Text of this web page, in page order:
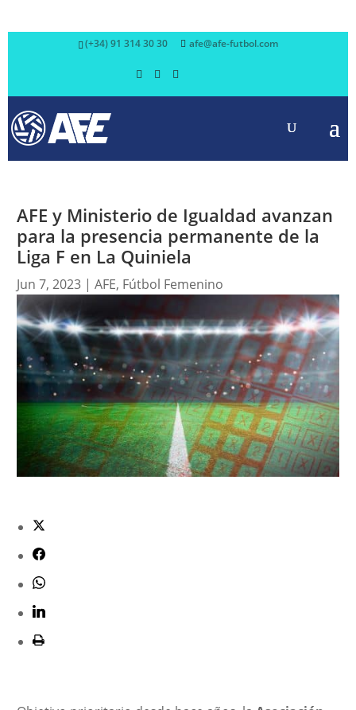
(+34) 91 314 30 30 afe@afe-futbol.com
AFE y Ministerio de Igualdad avanzan
para la presencia permanente de la
Liga F en La Quiniela
Jun 7, 2023| AFE, Fútbol Femenino